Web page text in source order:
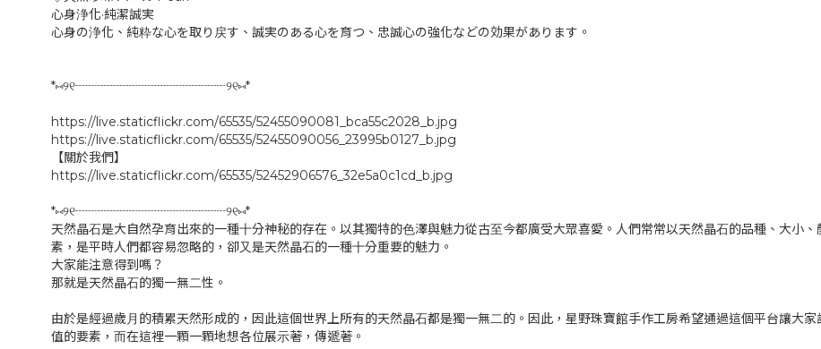
心身浄化·純潔誠実
心身の浄化、純粋な心を取り戻す、誠実のある心を育つ、忠誠心の強化などの効果があります。
*⑅୨୧┈┈┈┈┈┈┈┈┈┈┈┈୨୧⑅*
https://live.staticflickr.com/65535/52455090081_bca55c2028_b.jpg
https://live.staticflickr.com/65535/52455090056_23995b0127_b.jpg
【關於我們】
https://live.staticflickr.com/65535/52452906576_32e5a0c1cd_b.jpg
*⑅୨୧┈┈┈┈┈┈┈┈┈┈┈┈୨୧⑅*
天然晶⽯是⼤⾃然孕育出來的⼀種⼗分神秘的存在。以其獨特的⾊澤與魅⼒從古⾄今都廣受⼤眾喜愛。⼈們常常以天然晶⽯的品種、⼤⼩
素，是平時⼈們都容易忽略的，卻⼜是天然晶⽯的⼀種⼗分重要的魅⼒。
⼤家能注意得到嗎？
那就是天然晶⽯的獨⼀無⼆性。
由於是經過歲⽉的積累天然形成的，因此這個世界上所有的天然晶⽯都是獨⼀無⼆的。因此，星野珠寶館⼿作⼯房希望通過這個平台讓⼤
值的要素，⽽在這裡⼀顆⼀顆地想各位展⽰著，傳遞著。